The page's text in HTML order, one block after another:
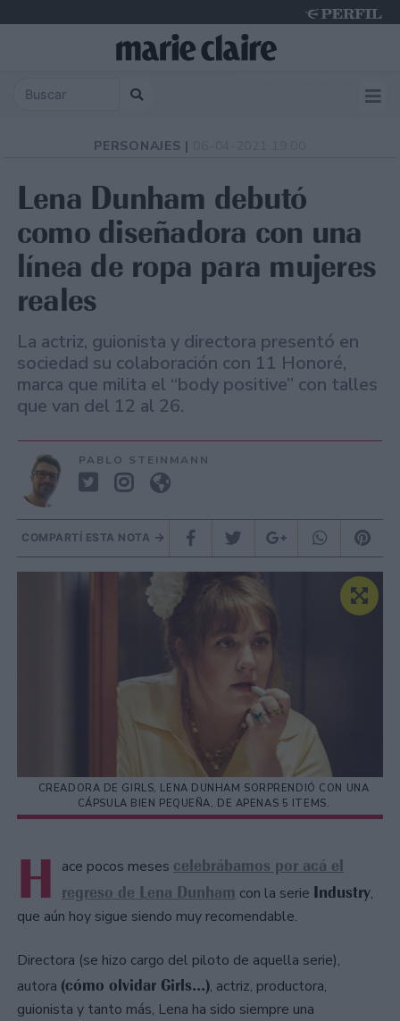
PERSONAJES |
Lena Dunham debutó
como diseñadora con una
línea de ropa para mujeres
reales
La actriz, guionista y directora presentó en
sociedad su colaboración con 11 Honoré,
marca que milita el “body positive” con talles
que van del 12 al 26.
PABLO STEINMANN
COMPARTÍ ESTA NOTA
CREADORA DE GIRLS, LENA DUNHAM SORPRENDIÓ CON UNA
CÁPSULA BIEN PEQUEÑA, DE APENAS 5 ITEMS.
H ace pocos meses celebrábamos por acá el
regreso de Lena Dunham con la serie Industry,
que aún hoy sigue siendo muy recomendable.
Directora (se hizo cargo del piloto de aquella serie),
autora (cómo olvidar Girls...), actriz, productora,
guionista y tanto más, Lena ha sido siempre una